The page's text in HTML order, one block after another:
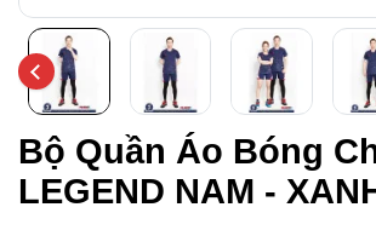
Bộ Quần Áo Bóng
LEGEND NAM -